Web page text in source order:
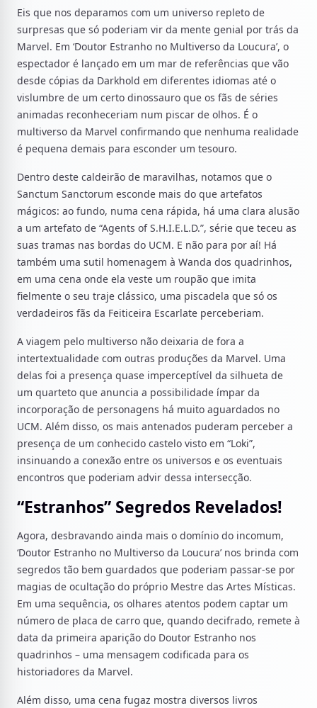
Eis que nos deparamos com um universo repleto de
surpresas que só poderiam vir da mente genial por trás da
Marvel. Em ‘Doutor Estranho no Multiverso da Loucura’, o
espectador é lançado em um mar de referências que vão
desde cópias da Darkhold em diferentes idiomas até o
vislumbre de um certo dinossauro que os fãs de séries
animadas reconheceriam num piscar de olhos. É o
multiverso da Marvel confirmando que nenhuma realidade
é pequena demais para esconder um tesouro.
Dentro deste caldeirão de maravilhas, notamos que o
Sanctum Sanctorum esconde mais do que artefatos
mágicos: ao fundo, numa cena rápida, há uma clara alusão
a um artefato de “Agents of S.H.I.E.L.D.”, série que teceu as
suas tramas nas bordas do UCM. E não para por aí! Há
também uma sutil homenagem à Wanda dos quadrinhos,
em uma cena onde ela veste um roupão que imita
fielmente o seu traje clássico, uma piscadela que só os
verdadeiros fãs da Feiticeira Escarlate perceberiam.
A viagem pelo multiverso não deixaria de fora a
intertextualidade com outras produções da Marvel. Uma
delas foi a presença quase imperceptível da silhueta de
um quarteto que anuncia a possibilidade ímpar da
incorporação de personagens há muito aguardados no
UCM. Além disso, os mais antenados puderam perceber a
presença de um conhecido castelo visto em “Loki”,
insinuando a conexão entre os universos e os eventuais
encontros que poderiam advir dessa intersecção.
“Estranhos” Segredos Revelados!
Agora, desbravando ainda mais o domínio do incomum,
‘Doutor Estranho no Multiverso da Loucura’ nos brinda com
segredos tão bem guardados que poderiam passar-se por
magias de ocultação do próprio Mestre das Artes Místicas.
Em uma sequência, os olhares atentos podem captar um
número de placa de carro que, quando decifrado, remete à
data da primeira aparição do Doutor Estranho nos
quadrinhos – uma mensagem codificada para os
historiadores da Marvel.
Além disso, uma cena fugaz mostra diversos livros